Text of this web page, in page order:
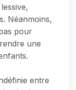
Néanmoins,
pour
une
entre